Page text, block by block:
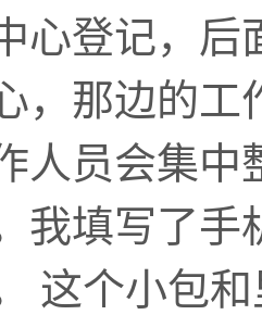
心登记，后
，那边的
人员会集中
我填写了
这个小包